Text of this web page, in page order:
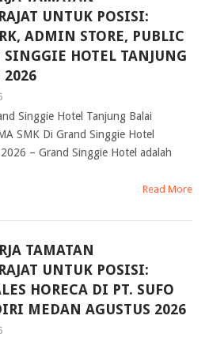
UNTUK POSISI:
ADMIN STORE, PUBLIC
HOTEL TANJUNG
2026
Singgie Hotel Tanjung Balai
SMK Di Grand Singgie Hotel
– Grand Singgie Hotel adalah
Read More
TAMATAN
UNTUK POSISI:
HORECA DI PT. SUFO
MEDAN AGUSTUS 2026